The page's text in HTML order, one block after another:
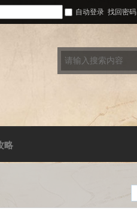
自动登录 找回密码
略